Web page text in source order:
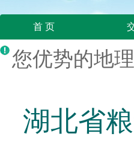
首 页
您优势的地
湖北省